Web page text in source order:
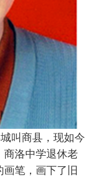
叫商县，现如今
商洛中学退休老
笔，画下了旧